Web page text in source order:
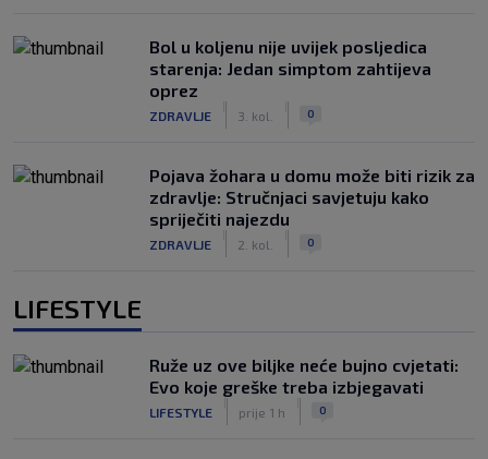
Bol u koljenu nije uvijek posljedica
starenja: Jedan simptom zahtijeva
oprez
ZDRAVLJE 3. kol. 0
Pojava žohara u domu može biti rizik za
zdravlje: Stručnjaci savjetuju kako
spriječiti najezdu
ZDRAVLJE 2. kol. 0
LIFESTYLE
Ruže uz ove biljke neće bujno cvjetati:
Evo koje greške treba izbjegavati
LIFESTYLE prije 1 h 0